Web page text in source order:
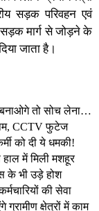
करें।
19, 2026
सड़क परिवहन एवं
सड़क मार्ग से जोड़ने के
जाता है।
बनाओगे तो सोच लेना…
CCTV फुटेज
को दी ये धमकी!
में मिली मशहूर
के भी उड़े होश
की सेवा
क्षेत्रों में काम